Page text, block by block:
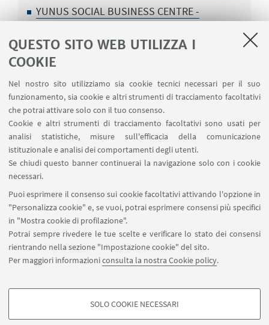
QUESTO SITO WEB UTILIZZA I
COOKIE
Nel nostro sito utilizziamo sia cookie tecnici necessari per il suo
funzionamento, sia cookie e altri strumenti di tracciamento facoltativi
che potrai attivare solo con il tuo consenso.
Cookie e altri strumenti di tracciamento facoltativi sono usati per
analisi statistiche, misure sull'efficacia della comunicazione
istituzionale e analisi dei comportamenti degli utenti.
Se chiudi questo banner continuerai la navigazione solo con i cookie
necessari.
Puoi esprimere il consenso sui cookie facoltativi attivando l'opzione in
"Personalizza cookie" e, se vuoi, potrai esprimere consensi più specifici
in "Mostra cookie di profilazione".
Potrai sempre rivedere le tue scelte e verificare lo stato dei consensi
rientrando nella sezione "Impostazione cookie" del sito.
Per maggiori informazioniconsulta la nostra Cookie policy.
COOKIE DI PROFILAZIONE - FACOLTATIVI
SOLO COOKIE NECESSARI
YUNUS SOCIAL BUSINESS CENTRE -
YUNUS SOCIAL BUSINESS CENTRE - CÀ
FOSCARI UNIVERSITY OF VENICE
Seguici su: